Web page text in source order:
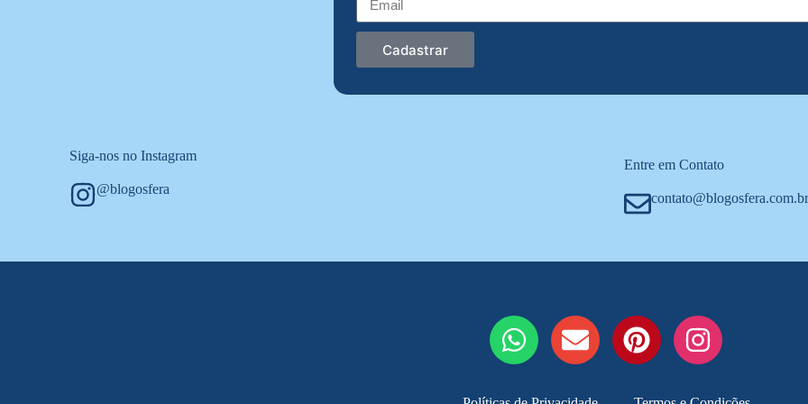
Cadastrar
Siga-nos no Instagram
@blogosfera
Entre em Contato
contato@blogosfera.com.br